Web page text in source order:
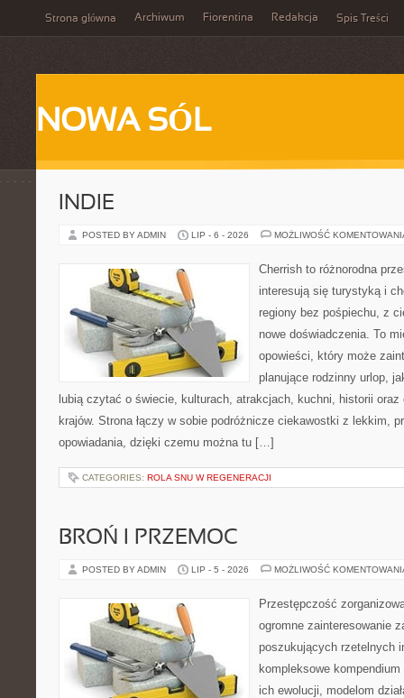
Strona główna Archiwum Fiorentina Redakcja Spis Treści
NOWA SÓL
INDIE
POSTED BY ADMIN LIP - 6 - 2026 MOŻLIWOŚĆ
Cherrish to różnorodna
interesują się turystyką i
regiony bez pośpiechu, z
nowe doświadczenia. To
opowieści, który może
planujące rodzinny urlop,
lubią czytać o świecie, kulturach, atrakcjach, kuchni, historii
krajów. Strona łączy w sobie podróżnicze ciekawostki z lekkim,
opowiadania, dzięki czemu można tu […]
CATEGORIES: ROLA SNU W REGENERACJI
BROŃ I PRZEMOC
POSTED BY ADMIN LIP - 5 - 2026 MOŻLIWOŚĆ
Przestępczość
ogromne zainteresowanie
poszukujących rzetelnych
kompleksowe
ich ewolucji, modelom